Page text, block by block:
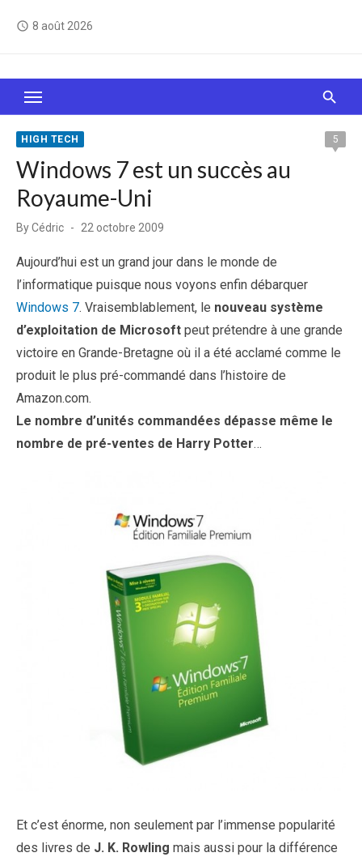
access_time 8 août 2026
Le Web, c'est comme une boîte de chocolats… On
sait jamais sur quoi on va tomber !
HIGH TECH 5
Windows 7 est un succès au
Royaume-Uni
ByCédric
Posted
22 octobre 2009
Aujourd’hui est un grand jour dans le monde de
l’informatique puisque nous voyons enfin débarquer
Windows 7. Vraisemblablement, le nouveau système
d’exploitation de Microsoft peut prétendre à une grande
victoire en Grande-Bretagne où il a été acclamé comme le
produit le plus pré-commandé dans l’histoire de
Amazon.com.
Le nombre d’unités commandées dépasse même le
nombre de pré-ventes de Harry Potter…
Et c’est énorme, non seulement par l’immense popularité
des livres de J. K. Rowling mais aussi pour la différence